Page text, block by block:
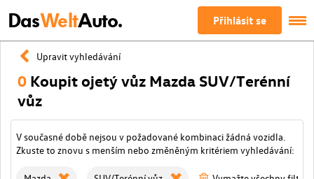
DasWeltAuto. Přihlásit se
Upravit vyhledávání
0 Koupit ojetý vůz Mazda SUV/Terénní
vůz
V současné době nejsou v požadované kombinaci žádná vozidla.
Zkuste to znovu s menším nebo změněným kritériem vyhledávání: